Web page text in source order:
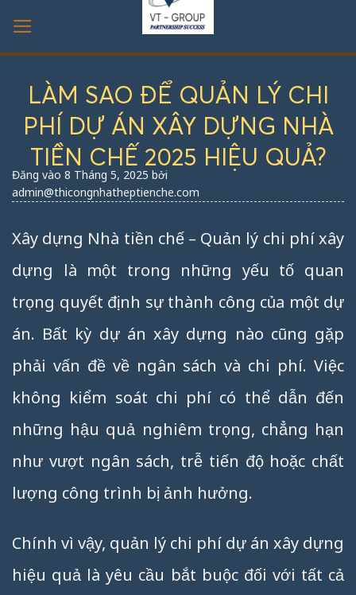
qua
nội
LÀM SAO ĐỂ QUẢN LÝ CHI
PHÍ DỰ ÁN XÂY DỰNG NHÀ
TIỀN CHẾ 2025 HIỆU QUẢ?
Đăng vào 8 Tháng 5, 2025 bởi
admin@thicongnhatheptienche.com
Xây dựng Nhà tiền chế – Quản lý chi phí xây
dựng là một trong những yếu tố quan
trọng quyết định sự thành công của một dự
án. Bất kỳ dự án xây dựng nào cũng gặp
phải vấn đề về ngân sách và chi phí. Việc
không kiểm soát chi phí có thể dẫn đến
những hậu quả nghiêm trọng, chẳng hạn
như vượt ngân sách, trễ tiến độ hoặc chất
lượng công trình bị ảnh hưởng.
Chính vì vậy, quản lý chi phí dự án xây dựng
hiệu quả là yêu cầu bắt buộc đối với tất cả